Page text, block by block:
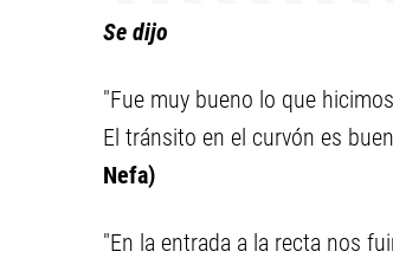
Se dijo
"Fue muy bueno lo que
El tránsito en el curvón es
Nefa)
"En la entrada a la recta nos